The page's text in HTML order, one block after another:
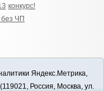
конкурс!
без ЧП
Яндекс.Метрика,
Россия, Москва, ул.